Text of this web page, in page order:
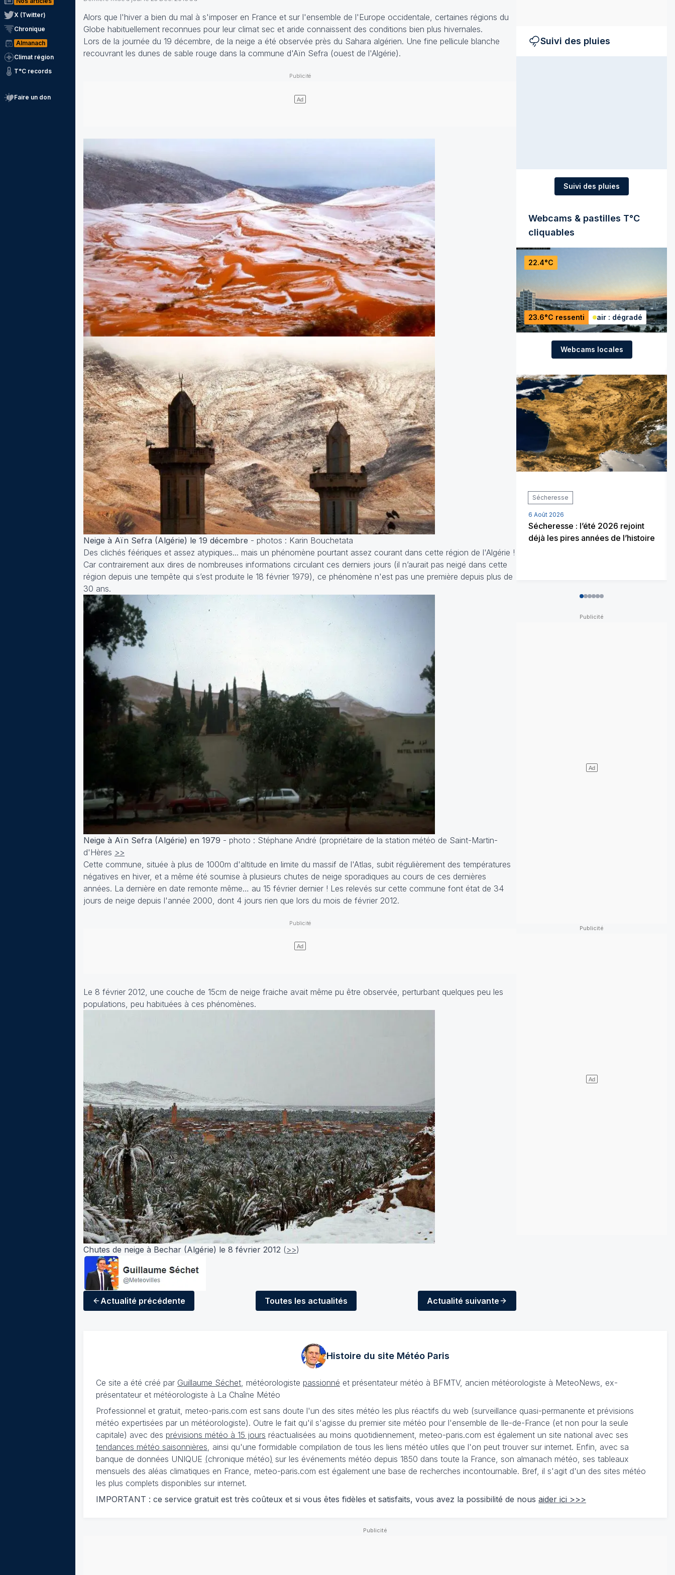
X (Twitter)
Chronique
Almanach
Climat région
T°C records
Faire un don
Alors que l'hiver a bien du mal à s'imposer en France et sur l'ensemble de l'Europe occidentale, certaines régions du
Globe habituellement reconnues pour leur climat sec et aride connaissent des conditions bien plus hivernales.
Lors de la journée du 19 décembre, de la neige a été observée près du Sahara algérien. Une fine pellicule blanche
recouvrant les dunes de sable rouge dans la commune d'Aïn Sefra (ouest de l'Algérie).
Neige à Aïn Sefra (Algérie) le 19 décembre - photos : Karin Bouchetata
Des clichés féériques et assez atypiques... mais un phénomène pourtant assez courant dans cette région de l'Algérie !
Car contrairement aux dires de nombreuses informations circulant ces derniers jours (il n’aurait pas neigé dans cette
région depuis une tempête qui s’est produite le 18 février 1979), ce phénomène n'est pas une première depuis plus de
30 ans.
Neige à Aïn Sefra (Algérie) en 1979 - photo : Stéphane André (propriétaire de la station météo de Saint-Martin-
d'Hères >>
Cette commune, située à plus de 1000m d'altitude en limite du massif de l'Atlas, subit régulièrement des températures
négatives en hiver, et a même été soumise à plusieurs chutes de neige sporadiques au cours de ces dernières
années. La dernière en date remonte même… au 15 février dernier ! Les relevés sur cette commune font état de 34
jours de neige depuis l'année 2000, dont 4 jours rien que lors du mois de février 2012.
Le 8 février 2012, une couche de 15cm de neige fraiche avait même pu être observée, perturbant quelques peu les
populations, peu habituées à ces phénomènes.
Chutes de neige à Bechar (Algérie) le 8 février 2012 (>>)
Actualité précédente Toutes les actualités Actualité suivante
Suivi des pluies
Suivi des pluies
Webcams & pastilles T°C
cliquables
22.4°C
23.6°C ressenti air : dégradé
Webcams locales
Sécheresse
6 Août 2026
Sécheresse : l’été 2026 rejoint
déjà les pires années de l’histoire
Orage / Grêle
6 Août 2026
Météo du week-end : jusqu’à
37°C avant de forts orages de
012345
Histoire du site MétéoParis
Ce site a été créé par Guillaume Séchet, météorologiste passionné et présentateur météo à BFMTV, ancien météorologiste à MeteoNews, ex-
présentateur et météorologiste à La Chaîne Météo
Professionnel et gratuit, meteo-paris.com est sans doute l'un des sites météo les plus réactifs du web (surveillance quasi-permanente et prévisions
météo expertisées par un météorologiste). Outre le fait qu'il s'agisse du premier site météo pour l'ensemble de Ile-de-France (et non pour la seule
capitale) avec des prévisions météo à 15 jours réactualisées au moins quotidiennement, meteo-paris.com est également un site national avec ses
tendances météo saisonnières, ainsi qu'une formidable compilation de tous les liens météo utiles que l'on peut trouver sur internet. Enfin, avec sa
banque de données UNIQUE (chronique météo) sur les événements météo depuis 1850 dans toute la France, son almanach météo, ses tableaux
mensuels des aléas climatiques en France, meteo-paris.com est également une base de recherches incontournable. Bref, il s'agit d'un des sites météo
les plus complets disponibles sur internet.
IMPORTANT : ce service gratuit est très coûteux et si vous êtes fidèles et satisfaits, vous avez la possibilité de nous aider ici >>>